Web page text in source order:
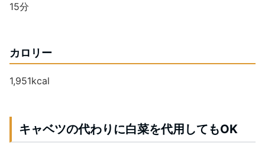
15分
カロリー
1,951kcal
キャベツの代わりに白菜を代用してもOK